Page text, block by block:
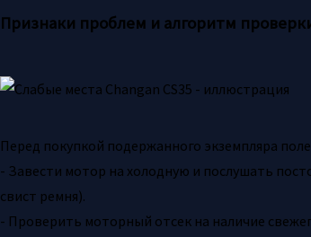
Признаки проблем и алгоритм
Перед покупкой подержанного экземпляра
- Завести мотор на холодную и послушать
свист ремня).
- Проверить моторный отсек на наличие